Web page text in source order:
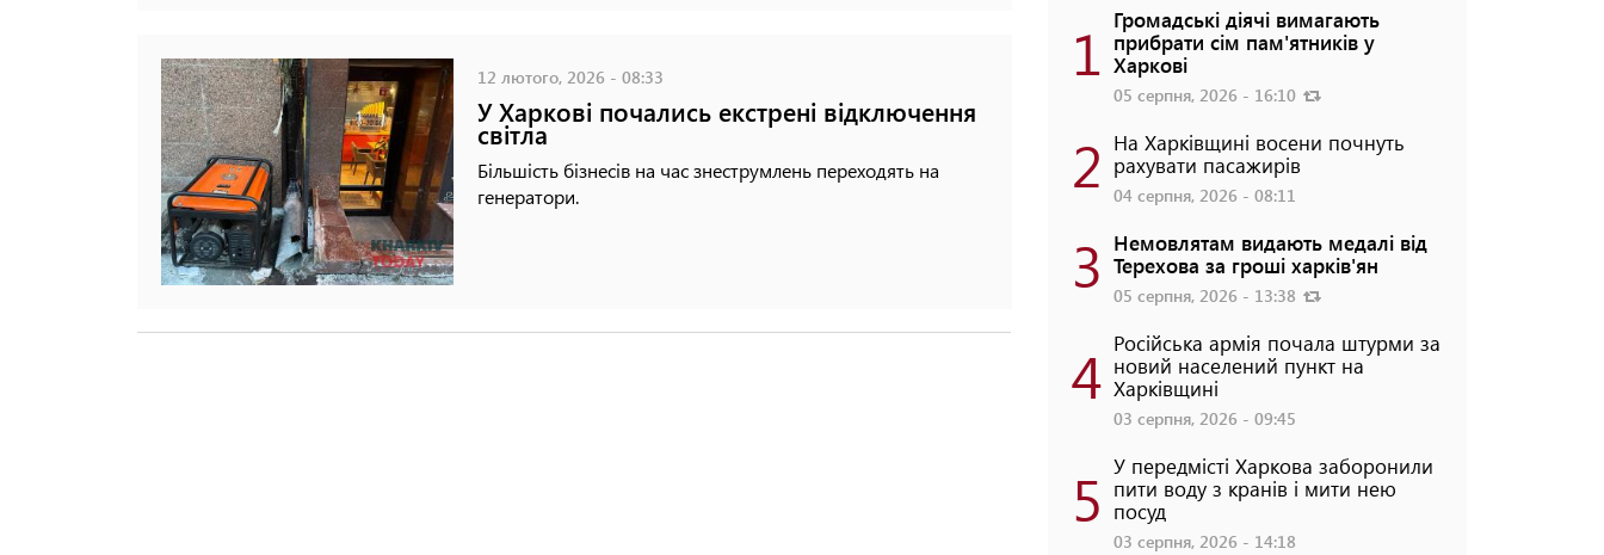
12 лютого, 2026 - 08:33
У Харкові почались екстрені відключення
світла
Більшість бізнесів на час знеструмлень переходять на
генератори.
1 Громадські діячі вимагають
прибрати сім пам'ятників у
Харкові
05 серпня, 2026 - 16:10
2 На Харківщині восени почнуть
рахувати пасажирів
04 серпня, 2026 - 08:11
3 Немовлятам видають медалі від
Терехова за гроші харків'ян
05 серпня, 2026 - 13:38
4 Російська армія почала штурми за
новий населений пункт на
Харківщині
03 серпня, 2026 - 09:45
5 У передмісті Харкова заборонили
пити воду з кранів і мити нею
посуд
03 серпня, 2026 - 14:18